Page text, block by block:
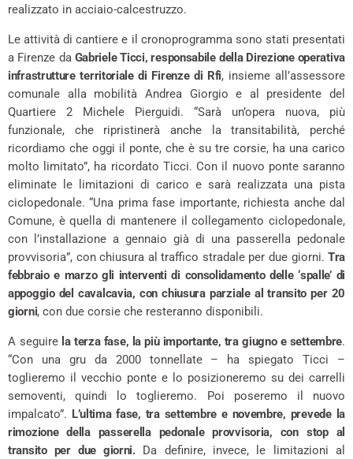
realizzato in acciaio-calcestruzzo.
Le attività di cantiere e il cronoprogramma sono stati presentati
a Firenze daGabriele Ticci, responsabile della Direzione operativa
infrastrutture territoriale di Firenze di Rfi, insieme all’assessore
comunale alla mobilità Andrea Giorgio e al presidente del
Quartiere 2 Michele Pierguidi. “Sarà un’opera nuova, più
funzionale, che ripristinerà anche la transitabilità, perché
ricordiamo che oggi il ponte, che è su tre corsie, ha una carico
molto limitato”, ha ricordato Ticci. Con il nuovo ponte saranno
eliminate le limitazioni di carico e sarà realizzata una pista
ciclopedonale. “Una prima fase importante, richiesta anche dal
Comune, è quella di mantenere il collegamento ciclopedonale,
con l’installazione a gennaio già di una passerella pedonale
provvisoria”, con chiusura al traffico stradale per due giorni. Tra
febbraio e marzo gli interventi di consolidamento delle ‘spalle’ di
appoggio del cavalcavia, con chiusura parziale al transito per 20
giorni, con due corsie che resteranno disponibili.
A seguire la terza fase, la più importante, tra giugno e settembre.
“Con una gru da 2000 tonnellate – ha spiegato Ticci –
toglieremo il vecchio ponte e lo posizioneremo su dei carrelli
semoventi, quindi lo toglieremo. Poi poseremo il nuovo
impalcato”. L’ultima fase, tra settembre e novembre, prevede la
rimozione della passerella pedonale provvisoria, con stop al
transito per due giorni.Da definire, invece, le limitazioni al